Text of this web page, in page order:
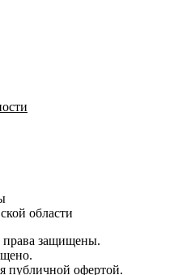
области
права защищены.
публичной офертой.